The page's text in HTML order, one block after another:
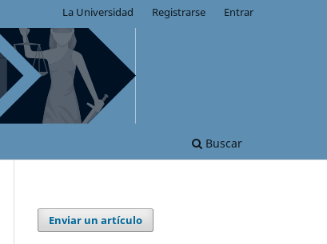
Buscar
La Universidad Registrarse Entrar
Enviar un artículo